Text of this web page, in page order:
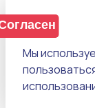
Мы